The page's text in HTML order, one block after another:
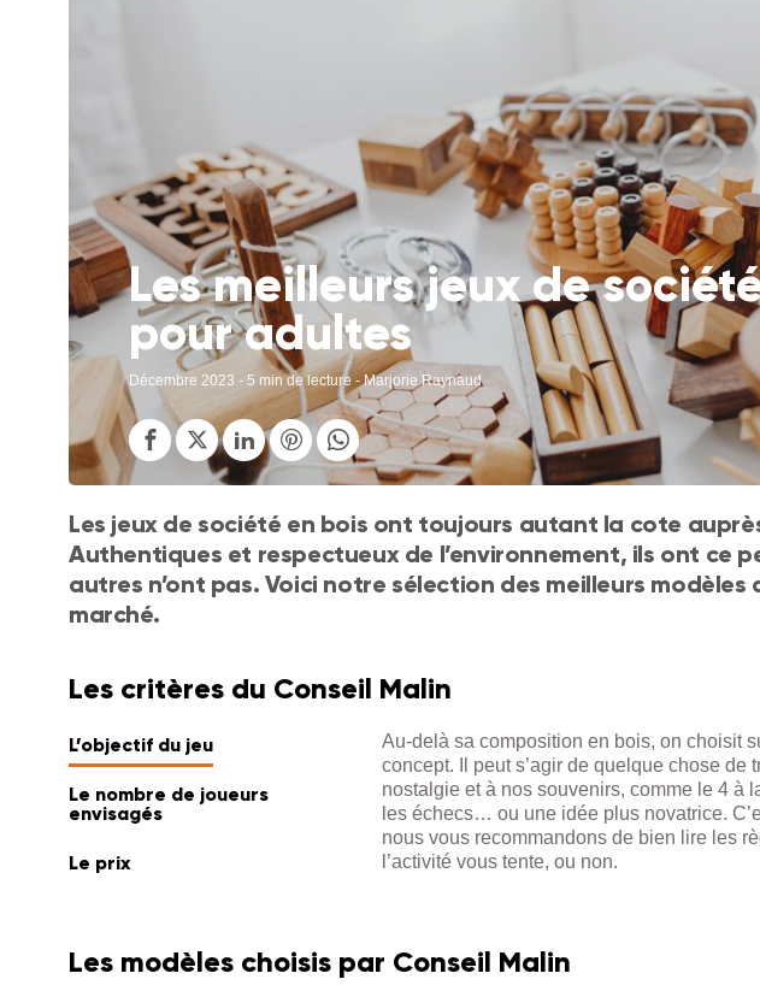
Les meilleurs jeux de
pour adultes
Décembre 2023 - 5 min de lecture - Marjorie Raynaud
Les jeux de société en bois ont toujours autant la cote
Authentiques et respectueux de l’environnement, ils ont ce
autres n’ont pas. Voici notre sélection des meilleurs modèles
marché.
Les critères du Conseil Malin
L’objectif du jeu
Le nombre de joueurs
envisagés
Le prix
Au-delà sa composition en bois, on choisit
concept. Il peut s’agir de quelque chose de
nostalgie et à nos souvenirs, comme le 4 à
les échecs… ou une idée plus novatrice.
nous vous recommandons de bien lire les
l’activité vous tente, ou non.
Les modèles choisis par Conseil Malin